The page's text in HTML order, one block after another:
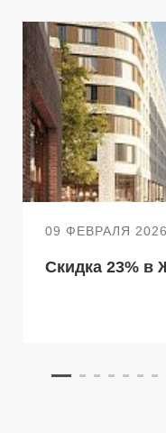
09 ФЕВРАЛЯ 2026
Скидка 23% в